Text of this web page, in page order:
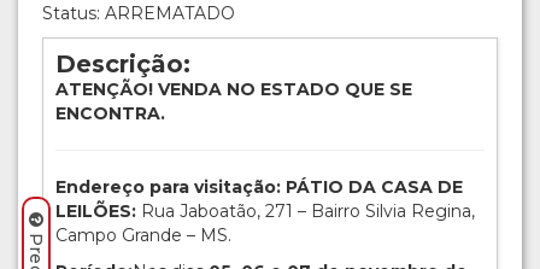
Status: ARREMATADO
Descrição:
ATENÇÃO! VENDA NO ESTADO QUE SE
ENCONTRA.
Endereço para visitação: PÁTIO DA CASA DE
LEILÕES: Rua Jaboatão, 271 – Bairro Silvia Regina,
Campo Grande – MS.